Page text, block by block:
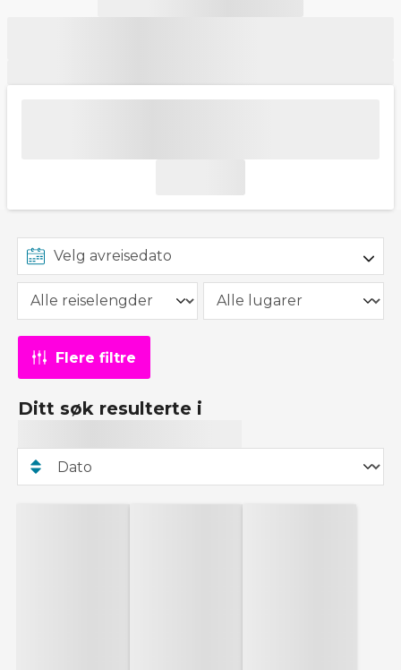
Flere filtre
Ditt søk resulterte i